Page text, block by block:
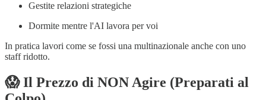
Gestite relazioni strategiche
Dormite mentre l'AI lavora per voi
In pratica lavori come se fossi una multinazionale anche con uno
staff ridotto.
😱 Il Prezzo di NON Agire (Preparati al